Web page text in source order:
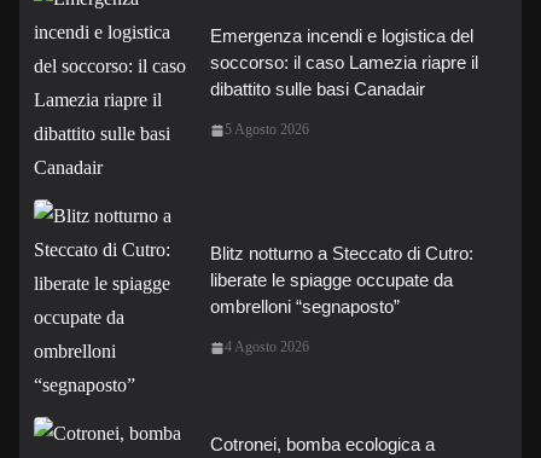
Emergenza incendi e logistica del
soccorso: il caso Lamezia riapre il
dibattito sulle basi Canadair
5 Agosto 2026
Blitz notturno a Steccato di Cutro:
liberate le spiagge occupate da
ombrelloni “segnaposto”
4 Agosto 2026
Cotronei, bomba ecologica a